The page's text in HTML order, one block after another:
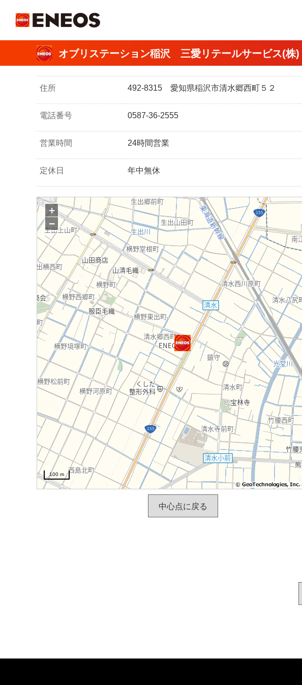
オブリステーション稲沢 三愛リテールサービス(株)
住所 492-8315 愛知県稲沢市清水郷西町５２
電話番号 0587-36-2555
営業時間 24時間営業
定休日 年中無休
+
−
100 m
中心点に戻る